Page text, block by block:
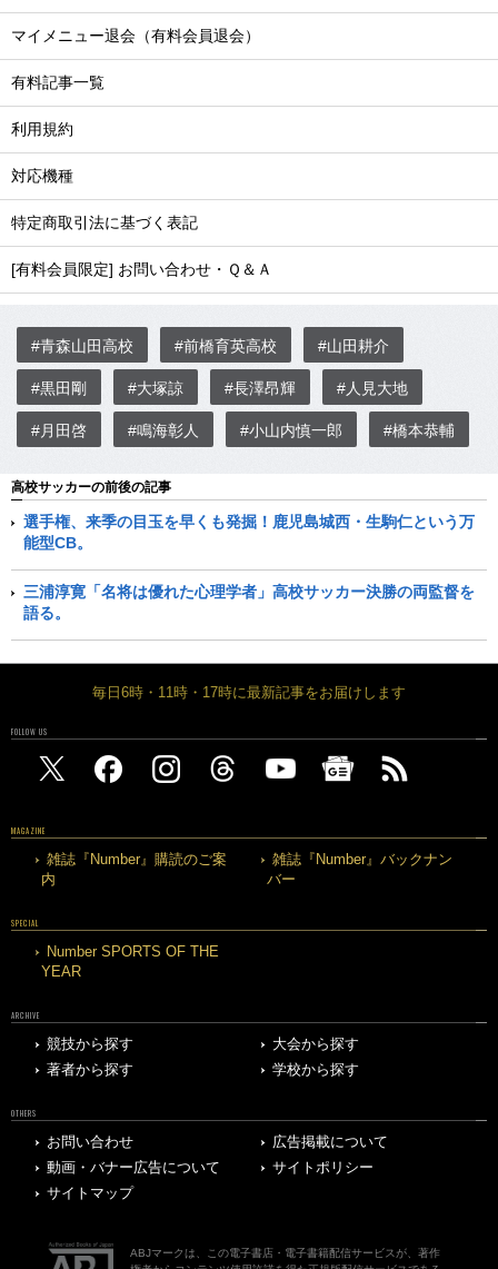
マイメニュー退会（有料会員退会）
有料記事一覧
利用規約
対応機種
特定商取引法に基づく表記
[有料会員限定] お問い合わせ・Ｑ＆Ａ
#青森山田高校 #前橋育英高校 #山田耕介
#黒田剛 #大塚諒 #長澤昂輝 #人見大地
#月田啓 #鳴海彰人 #小山内慎一郎 #橋本恭輔
高校サッカーの前後の記事
選手権、来季の目玉を早くも発掘！鹿児島城西・生駒仁という万
能型CB。
三浦淳寛「名将は優れた心理学者」高校サッカー決勝の両監督を
語る。
毎日6時・11時・17時に最新記事をお届けします
FOLLOW US
MAGAZINE
雑誌『Number』購読のご案
内
雑誌『Number』バックナン
バー
SPECIAL
Number SPORTS OF THE
YEAR
ARCHIVE
競技から探す
大会から探す
著者から探す
学校から探す
OTHERS
お問い合わせ
広告掲載について
動画・バナー広告について
サイトポリシー
サイトマップ
ABJマークは、この電子書店・電子書籍配信サービスが、著作